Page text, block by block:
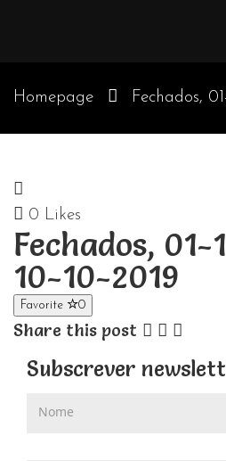
Homepage Fechados,
0 Likes
Fechados, 01-
10-10-2019
Favorite 0
Share this post
Subscrever